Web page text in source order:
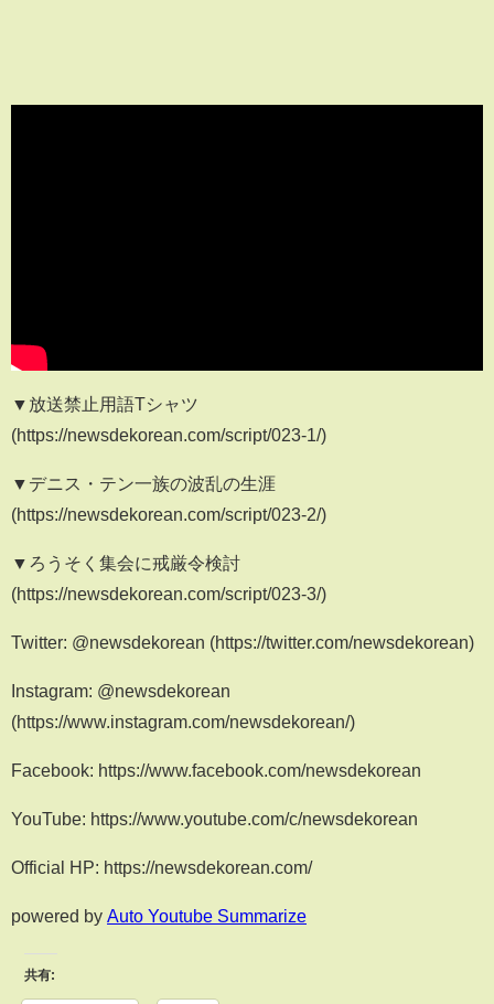
▼放送禁止用語Tシャツ
(https://newsdekorean.com/script/023-1/)
▼デニス・テン一族の波乱の生涯
(https://newsdekorean.com/script/023-2/)
▼ろうそく集会に戒厳令検討
(https://newsdekorean.com/script/023-3/)
Twitter: @newsdekorean (https://twitter.com/newsdekorean)
Instagram: @newsdekorean
(https://www.instagram.com/newsdekorean/)
Facebook: https://www.facebook.com/newsdekorean
YouTube: https://www.youtube.com/c/newsdekorean
Official HP: https://newsdekorean.com/
powered by Auto Youtube Summarize
共有: